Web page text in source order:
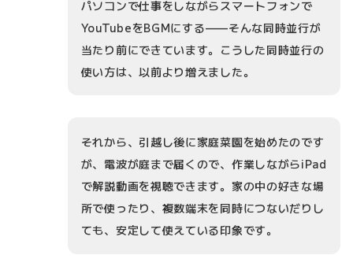
パソコンで仕事をしながらスマートフォンで
YouTubeをBGMにする——そんな同時並行が
当たり前にできています。こうした同時並行の
使い方は、以前より増えました。
それから、引越し後に家庭菜園を始めたのです
が、電波が庭まで届くので、作業しながらiPad
で解説動画を視聴できます。家の中の好きな場
所で使ったり、複数端末を同時につないだりし
ても、安定して使えている印象です。